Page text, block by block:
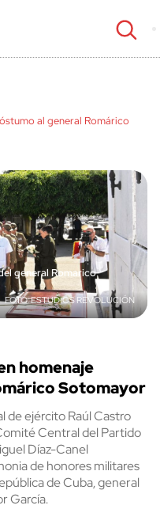
al general Romárico
general Romarico
ESTUDIOS REVOLUCIÓN
homenaje
Sotomayor
de ejército Raúl Castro
Central del Partido
Díaz-Canel
de honores militares
de Cuba, general
García.